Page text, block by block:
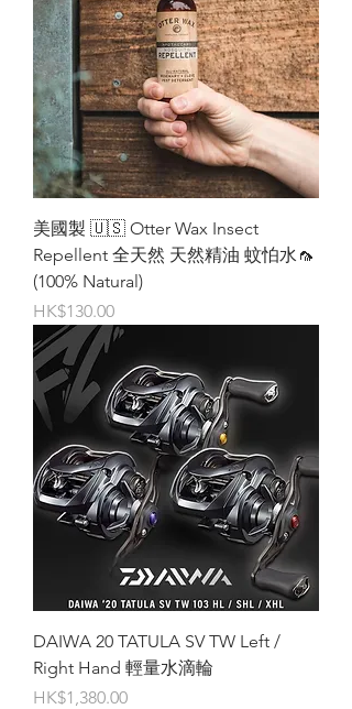
美國製 🇺🇸 Otter Wax Insect
Repellent 全天然 天然精油 蚊怕水🦟
(100% Natural)
價格
HK$130.00
DAIWA 20 TATULA SV TW Left /
Right Hand 輕量水滴輪
價格
HK$1,380.00